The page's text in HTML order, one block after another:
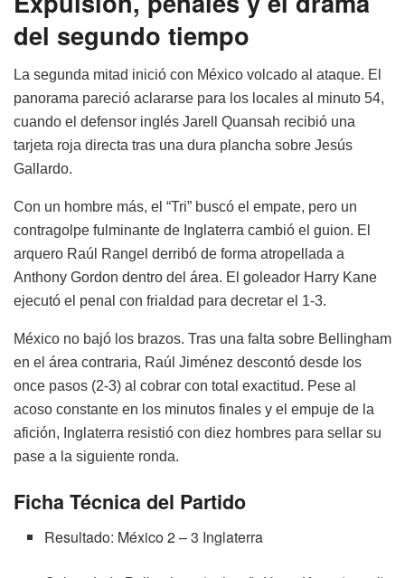
del segundo tiempo
La segunda mitad inició con México volcado al ataque. El
panorama pareció aclararse para los locales al minuto 54,
cuando el defensor inglés Jarell Quansah recibió una
tarjeta roja directa tras una dura plancha sobre Jesús
Gallardo.
Con un hombre más, el “Tri” buscó el empate, pero un
contragolpe fulminante de Inglaterra cambió el guion. El
arquero Raúl Rangel derribó de forma atropellada a
Anthony Gordon dentro del área. El goleador Harry Kane
ejecutó el penal con frialdad para decretar el 1-3.
México no bajó los brazos. Tras una falta sobre Bellingham
en el área contraria, Raúl Jiménez descontó desde los
once pasos (2-3) al cobrar con total exactitud. Pese al
acoso constante en los minutos finales y el empuje de la
afición, Inglaterra resistió con diez hombres para sellar su
pase a la siguiente ronda.
Ficha Técnica del Partido
Resultado: México 2 – 3 Inglaterra